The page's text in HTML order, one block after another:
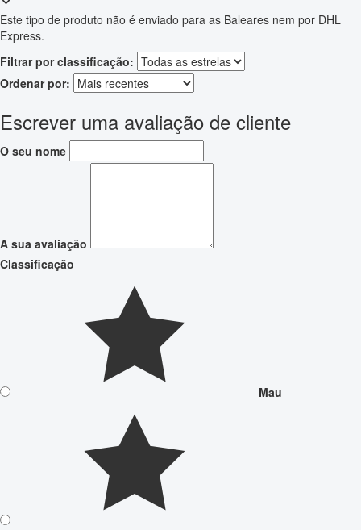
Este tipo de produto não é enviado para as Baleares nem por DHL
Express.
Filtrar por classificação:
Ordenar por:
Escrever uma avaliação de cliente
O seu nome
A sua avaliação
Classificação
Mau